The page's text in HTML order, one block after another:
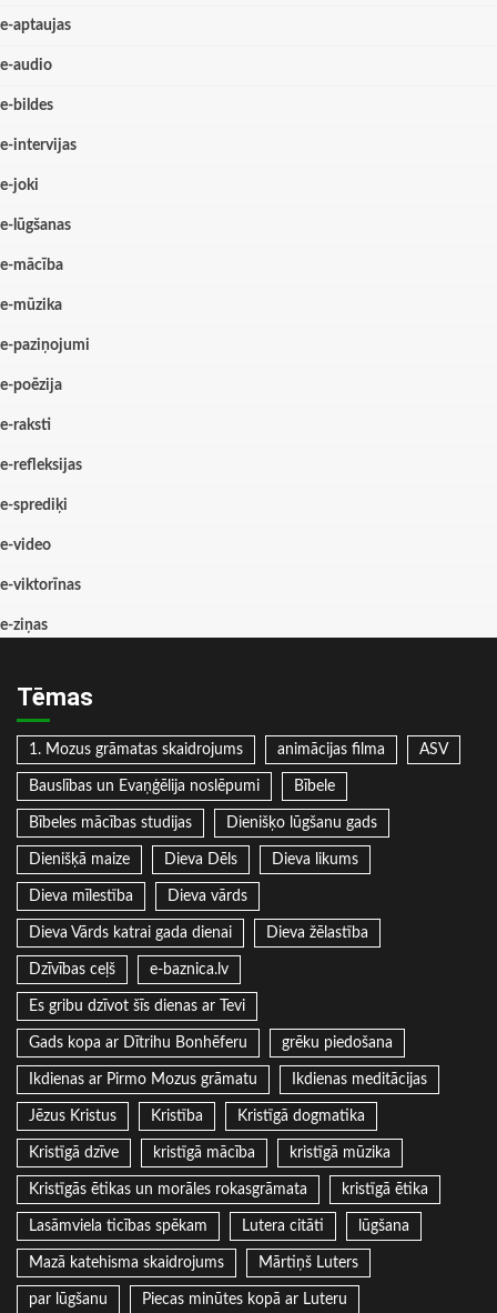
e-aptaujas
e-audio
e-bildes
e-intervijas
e-joki
e-lūgšanas
e-mācība
e-mūzika
e-paziņojumi
e-poēzija
e-raksti
e-refleksijas
e-sprediķi
e-video
e-viktorīnas
e-ziņas
Tēmas
1. Mozus grāmatas skaidrojums animācijas filma ASV
Bauslības un Evaņģēlija noslēpumi Bībele
Bībeles mācības studijas Dienišķo lūgšanu gads
Dienišķā maize Dieva Dēls Dieva likums
Dieva mīlestība Dieva vārds
Dieva Vārds katrai gada dienai Dieva žēlastība
Dzīvības ceļš e-baznica.lv
Es gribu dzīvot šīs dienas ar Tevi
Gads kopa ar Dītrihu Bonhēferu grēku piedošana
Ikdienas ar Pirmo Mozus grāmatu Ikdienas meditācijas
Jēzus Kristus Kristība Kristīgā dogmatika
Kristīgā dzīve kristīgā mācība kristīgā mūzika
Kristīgās ētikas un morāles rokasgrāmata kristīgā ētika
Lasāmviela ticības spēkam Lutera citāti lūgšana
Mazā katehisma skaidrojums Mārtiņš Luters
par lūgšanu Piecas minūtes kopā ar Luteru